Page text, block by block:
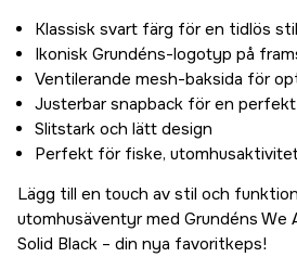
Klassisk svart färg för en tidlös stil
Ikonisk Grundéns-logotyp på
Ventilerande mesh-baksida för
Justerbar snapback för en
Slitstark och lätt design
Perfekt för fiske,
Lägg till en touch av stil och
utomhusäventyr med Grundéns We
Solid Black – din nya favoritkeps!